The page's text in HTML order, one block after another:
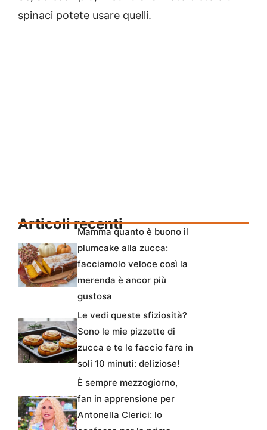
spinaci potete usare quelli.
Articoli recentiMamma quanto è buono il
plumcake alla zucca:
facciamolo veloce così la
merenda è ancor più
gustosa
Le vedi queste sfiziosità?
Sono le mie pizzette di
zucca e te le faccio fare in
soli 10 minuti: deliziose!
È sempre mezzogiorno,
fan in apprensione per
Antonella Clerici: lo